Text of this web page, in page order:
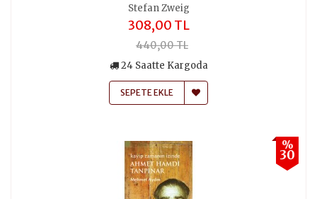
Stefan Zweig
308,00 TL
440,00 TL
24 Saatte Kargoda
SEPETE EKLE
%
30